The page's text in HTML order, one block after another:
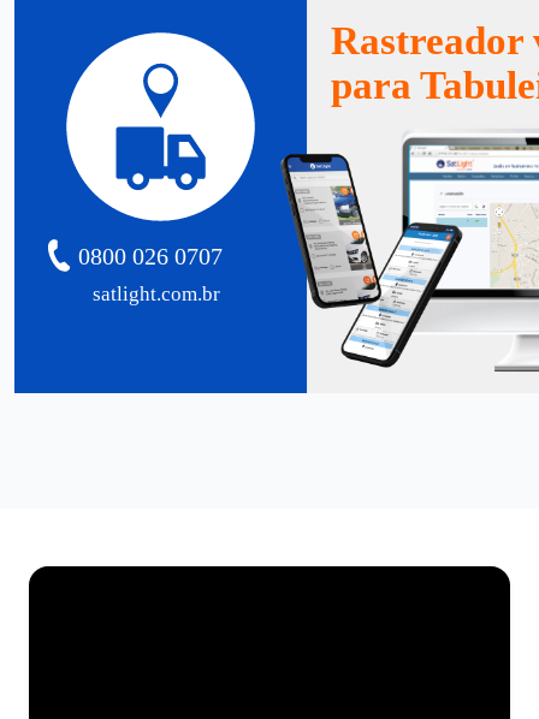
satlight.com.br
0800 026 0707
Rastreador
para